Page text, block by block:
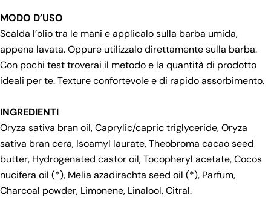
MODO D’USO
Scalda l’olio tra le mani e applicalo sulla barba umida,
appena lavata. Oppure utilizzalo direttamente sulla barba.
Con pochi test troverai il metodo e la quantità di prodotto
ideali per te. Texture confortevole e di rapido assorbimento.
INGREDIENTI
Oryza sativa bran oil, Caprylic/capric triglyceride, Oryza
sativa bran cera, Isoamyl laurate, Theobroma cacao seed
butter, Hydrogenated castor oil, Tocopheryl acetate, Cocos
nucifera oil (*), Melia azadirachta seed oil (*), Parfum,
Charcoal powder, Limonene, Linalool, Citral.
I campi contrassegnati * sono obbligatori.